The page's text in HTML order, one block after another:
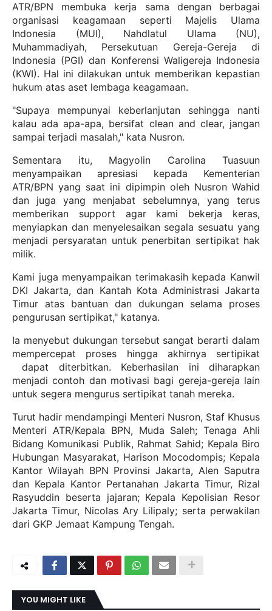
ATR/BPN membuka kerja sama dengan berbagai
organisasi keagamaan seperti Majelis Ulama
Indonesia (MUI), Nahdlatul Ulama (NU),
Muhammadiyah, Persekutuan Gereja-Gereja di
Indonesia (PGI) dan Konferensi Waligereja Indonesia
(KWI). Hal ini dilakukan untuk memberikan kepastian
hukum atas aset lembaga keagamaan.
"Supaya mempunyai keberlanjutan sehingga nanti
kalau ada apa-apa, bersifat clean and clear, jangan
sampai terjadi masalah," kata Nusron.
Sementara itu, Magyolin Carolina Tuasuun
menyampaikan apresiasi kepada Kementerian
ATR/BPN yang saat ini dipimpin oleh Nusron Wahid
dan juga yang menjabat sebelumnya, yang terus
memberikan support agar kami bekerja keras,
menyiapkan dan menyelesaikan segala sesuatu yang
menjadi persyaratan untuk penerbitan sertipikat hak
milik.
Kami juga menyampaikan terimakasih kepada Kanwil
DKI Jakarta, dan Kantah Kota Administrasi Jakarta
Timur atas bantuan dan dukungan selama proses
pengurusan sertipikat," katanya.
Ia menyebut dukungan tersebut sangat berarti dalam
mempercepat proses hingga akhirnya sertipikat
dapat diterbitkan. Keberhasilan ini diharapkan
menjadi contoh dan motivasi bagi gereja-gereja lain
untuk segera mengurus sertipikat tanah mereka.
Turut hadir mendampingi Menteri Nusron, Staf Khusus
Menteri ATR/Kepala BPN, Muda Saleh; Tenaga Ahli
Bidang Komunikasi Publik, Rahmat Sahid; Kepala Biro
Hubungan Masyarakat, Harison Mocodompis; Kepala
Kantor Wilayah BPN Provinsi Jakarta, Alen Saputra
dan Kepala Kantor Pertanahan Jakarta Timur, Rizal
Rasyuddin beserta jajaran; Kepala Kepolisian Resor
Jakarta Timur, Nicolas Ary Lilipaly; serta perwakilan
dari GKP Jemaat Kampung Tengah.
YOU MIGHT LIKE